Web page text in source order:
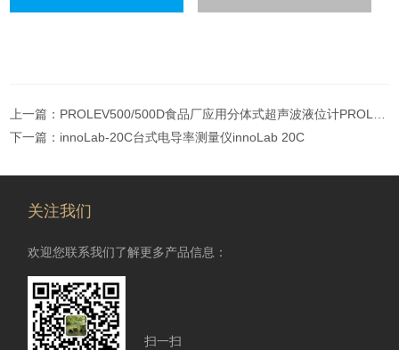
上一篇： PROLEV500/500D食品厂应用分体式超声波液位计PROLEV500
下一篇： innoLab-20C台式电导率测量仪innoLab 20C
关注我们
欢迎您联系我们了解更多产品信息：
扫一扫